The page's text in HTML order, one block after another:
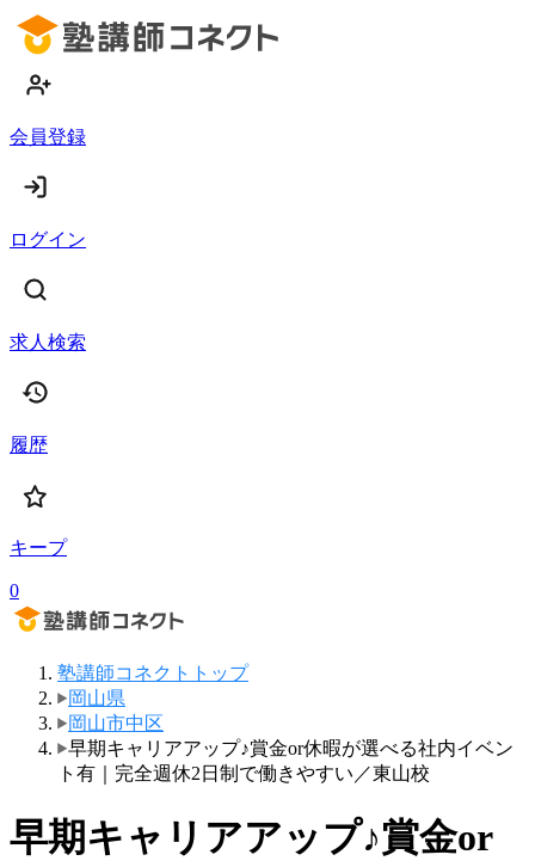
会員登録
ログイン
求人検索
履歴
キープ
0
塾講師コネクトトップ
岡山県
岡山市中区
早期キャリアアップ♪賞金or休暇が選べる社内イベン
ト有｜完全週休2日制で働きやすい／東山校
早期キャリアアップ♪賞金or